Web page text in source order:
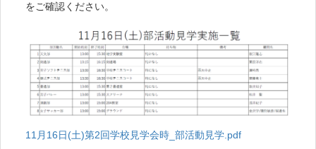
をご確認ください。
11月16日(土)第2回学校見学会時_部活動見学.pdf